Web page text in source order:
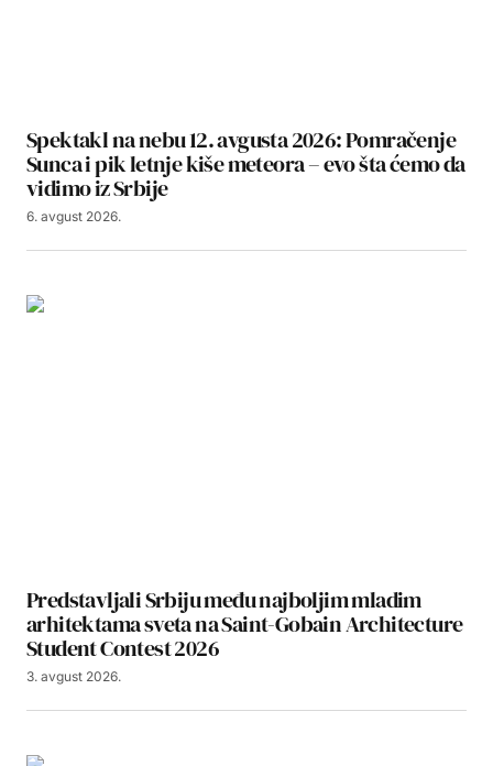
Spektakl na nebu 12. avgusta 2026: Pomračenje
Sunca i pik letnje kiše meteora – evo šta ćemo da
vidimo iz Srbije
6. avgust 2026.
Predstavljali Srbiju među najboljim mladim
arhitektama sveta na Saint-Gobain Architecture
Student Contest 2026
3. avgust 2026.